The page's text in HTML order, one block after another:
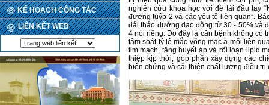
KẾ HOẠCH CÔNG TÁC
LIÊN KẾT WEB
nghiên cứu khoa học với đề tài đầu tay
đường tuýp 2 và các yếu tố liên quan”.
đái tháo đường dao động từ 30 - 50% và
4 nói riêng. Do đây là căn bệnh không có
tầm soát tỷ lệ mắc võng mạc à mối liên
tim mạch, tăng huyết áp và rối loạn lipid
thiệp kịp thời; góp phần xây dựng các
biến chứng và cải thiện chất lượng điều